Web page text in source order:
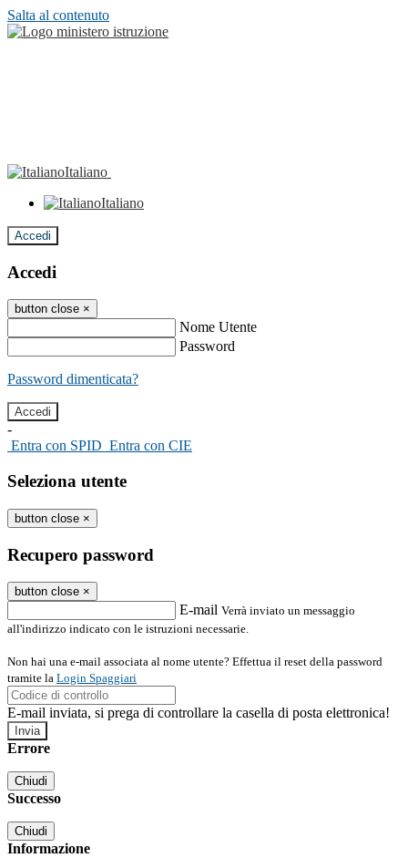
Salta al contenuto
Italiano
Italiano
Accedi
Accedi
button close ×
Nome Utente
Password
Password dimenticata?
-
Entra con SPID Entra con CIE
Seleziona utente
button close ×
Recupero password
button close ×
E-mail Verrà inviato un messaggio
all'indirizzo indicato con le istruzioni necessarie.
Non hai una e-mail associata al nome utente? Effettua il reset della password
tramite la Login Spaggiari
E-mail inviata, si prega di controllare la casella di posta elettronica!
Errore
Chiudi
Successo
Chiudi
Informazione